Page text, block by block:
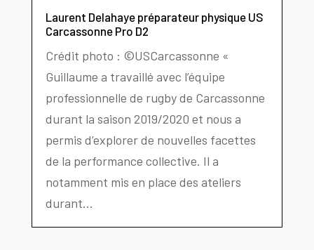
Laurent Delahaye préparateur physique US
Carcassonne Pro D2
Crédit photo : ©USCarcassonne «
Guillaume a travaillé avec l’équipe
professionnelle de rugby de Carcassonne
durant la saison 2019/2020 et nous a
permis d’explorer de nouvelles facettes
de la performance collective. Il a
notamment mis en place des ateliers
durant...